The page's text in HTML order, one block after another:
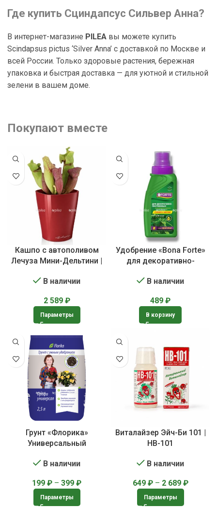
Где купить Сциндапсус Сильвер Анна?
В интернет-магазине PILEA вы можете купить
Scindapsus pictus ‘Silver Anna’ с доставкой по Москве и
всей России. Только здоровые растения, бережная
упаковка и быстрая доставка — для уютной и стильной
зелени в вашем доме.
Покупают вместе
Кашпо с автополивом
Лечуза Мини-Дельтини |
В наличии
2 589 ₽
Параметры
Удобрение «Bona Forte»
для декоративно-
В наличии
489 ₽
В корзину
Грунт «Флорика»
Универсальный
В наличии
199 ₽ – 399 ₽
Параметры
Виталайзер Эйч-Би 101 |
HB-101
В наличии
649 ₽ – 2 689 ₽
Параметры